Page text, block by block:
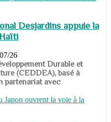
Desjardins appuie la
26
Durable et
(CEDDEA), basé à
partenariat avec